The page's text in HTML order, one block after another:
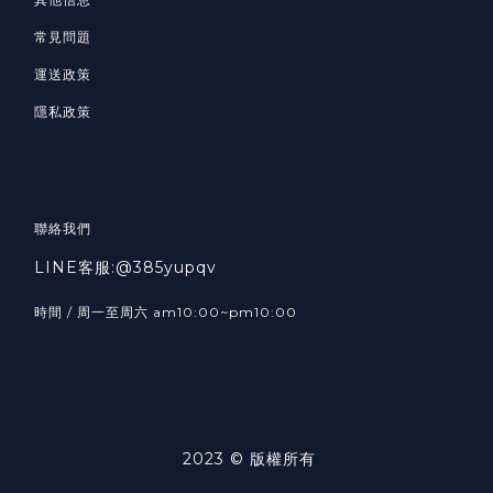
常見問題
運送政策
隱私政策
聯絡我們
LINE客服:@385yupqv
時間 / 周一至周六 am10:00~pm10:00
2023 © 版權所有